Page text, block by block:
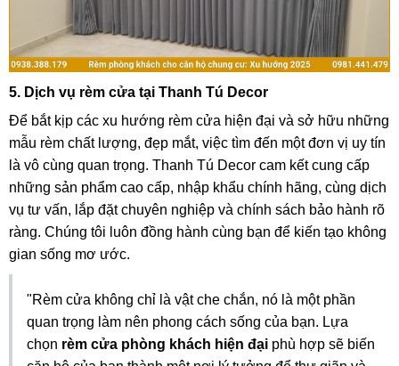
5. Dịch vụ rèm cửa tại Thanh Tú Decor
Để bắt kịp các xu hướng rèm cửa hiện đại và sở hữu những
mẫu rèm chất lượng, đẹp mắt, việc tìm đến một đơn vị uy tín
là vô cùng quan trọng. Thanh Tú Decor cam kết cung cấp
những sản phẩm cao cấp, nhập khẩu chính hãng, cùng dịch
vụ tư vấn, lắp đặt chuyên nghiệp và chính sách bảo hành rõ
ràng. Chúng tôi luôn đồng hành cùng bạn để kiến tạo không
gian sống mơ ước.
"Rèm cửa không chỉ là vật che chắn, nó là một phần
quan trọng làm nên phong cách sống của bạn. Lựa
chọn rèm cửa phòng khách hiện đại phù hợp sẽ biến